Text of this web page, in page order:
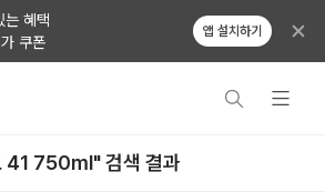
는 혜택
쿠폰
앱 설치하기
41 750ml" 검색 결과